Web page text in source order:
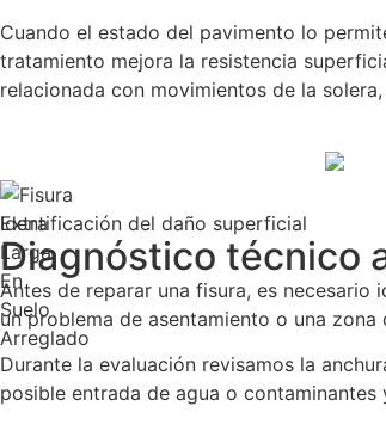
Cuando el estado del pavimento lo
tratamiento mejora la resistencia
relacionada con movimientos de la
Identificación del daño superficial
Diagnóstico técnico
Antes de reparar una fisura, es
un problema de asentamiento o una
Durante la evaluación revisamos la
posible entrada de agua o